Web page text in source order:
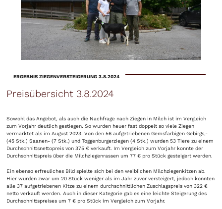
ERGEBNIS ZIEGENVERSTEIGERUNG 3.8.2024
Preisübersicht 3.8.2024
Sowohl das Angebot, als auch die Nachfrage nach Ziegen in Milch ist im Vergleich
zum Vorjahr deutlich gestiegen. So wurden heuer fast doppelt so viele Ziegen
vermarktet als im August 2023. Von den 56 aufgetriebenen Gemsfarbigen Gebirgs,-
(45 Stk.) Saanen- (7 Stk.) und Toggenburgerziegen (4 Stk.) wurden 53 Tiere zu einem
Durchschnittsnettopreis von 375 € verkauft. Im Vergleich zum Vorjahr konnte der
Durchschnittspreis über die Milchziegenrassen um 77 € pro Stück gesteigert werden.
Ein ebenso erfreuliches Bild spielte sich bei den weiblichen Milchziegenkitzen ab.
Hier wurden zwar um 20 Stück weniger als im Jahr zuvor versteigert, jedoch konnten
alle 37 aufgetriebenen Kitze zu einem durchschnittlichen Zuschlagspreis von 322 €
netto verkauft werden. Auch in dieser Kategorie gab es eine leichte Steigerung des
Durchschnittspreises um 7 € pro Stück im Vergleich zum Vorjahr.